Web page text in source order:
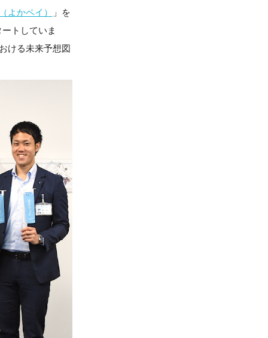
よかペイ）
」を
トしていま
ける未来予想図